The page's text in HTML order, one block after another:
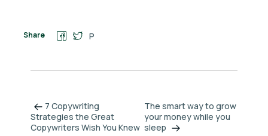
Share P
7 Copywriting
Strategies the Great
Copywriters Wish You Knew
The smart way to grow
your money while you
sleep